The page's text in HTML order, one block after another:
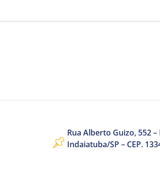
Rua Alberto Guizo, 552
Indaiatuba/SP – CEP.